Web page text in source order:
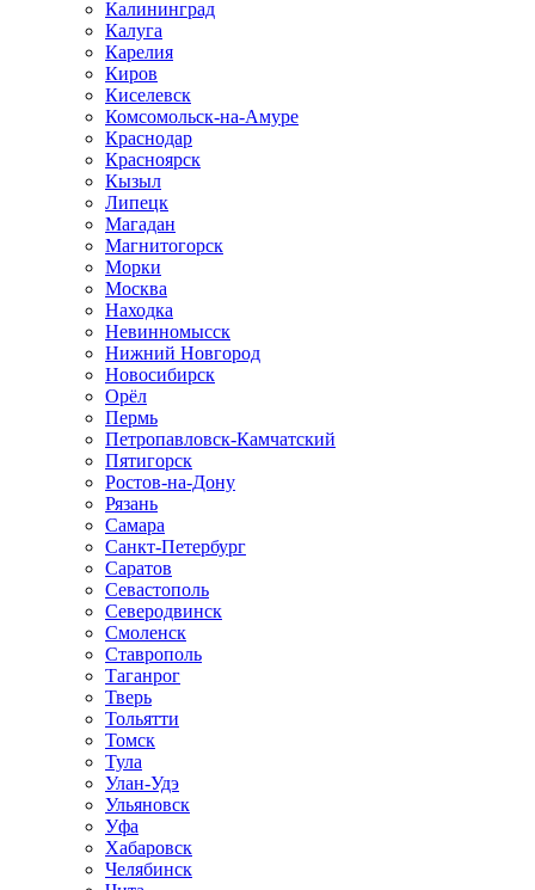
Калининград
Калуга
Карелия
Киров
Киселевск
Комсомольск-на-Амуре
Краснодар
Красноярск
Кызыл
Липецк
Магадан
Магнитогорск
Морки
Москва
Находка
Невинномысск
Нижний Новгород
Новосибирск
Орёл
Пермь
Петропавловск-Камчатский
Пятигорск
Ростов-на-Дону
Рязань
Самара
Санкт-Петербург
Саратов
Севастополь
Северодвинск
Смоленск
Ставрополь
Таганрог
Тверь
Тольятти
Томск
Тула
Улан-Удэ
Ульяновск
Уфа
Хабаровск
Челябинск